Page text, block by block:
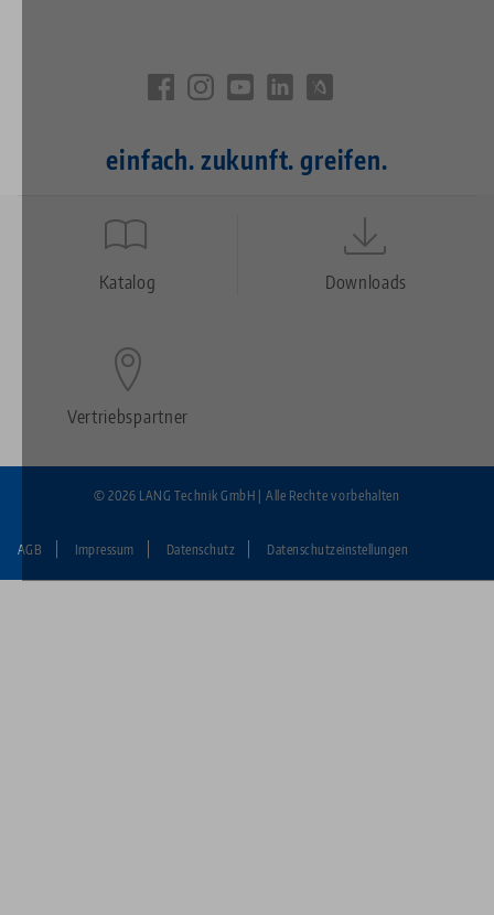
einfach. zukunft. greifen.
Quicklinks
Katalog Downloads
Vertriebspartner
Fußzeile:
AGB Impressum Datenschutz Datenschutzeinstellungen
© 2026 LANG Technik GmbH | Alle Rechte vorbehalten